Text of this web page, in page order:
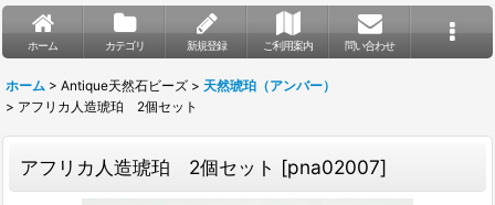
ホーム カテゴリ 新規登録 ご利用案内 問い合わせ
ホーム > Antique天然石ビーズ > 天然琥珀（アンバー）
> アフリカ人造琥珀 2個セット
アフリカ人造琥珀 2個セット [pna02007]